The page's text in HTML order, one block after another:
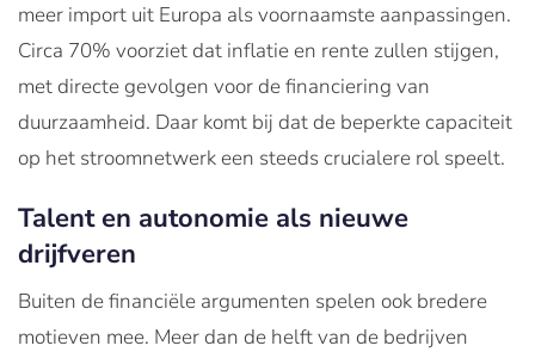
meer import uit Europa als voornaamste aanpassingen.
Circa 70% voorziet dat inflatie en rente zullen stijgen,
met directe gevolgen voor de financiering van
duurzaamheid. Daar komt bij dat de beperkte capaciteit
op het stroomnetwerk een steeds crucialere rol speelt.
Talent en autonomie als nieuwe
drijfveren
Buiten de financiële argumenten spelen ook bredere
motieven mee. Meer dan de helft van de bedrijven